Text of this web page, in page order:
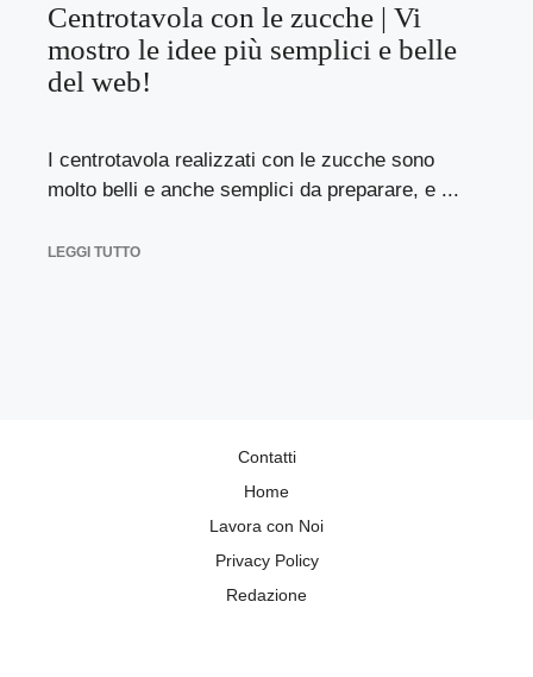
Centrotavola con le zucche | Vi
mostro le idee più semplici e belle
del web!
I centrotavola realizzati con le zucche sono
molto belli e anche semplici da preparare, e ...
LEGGI TUTTO
Contatti
Home
Lavora con Noi
Privacy Policy
Redazione